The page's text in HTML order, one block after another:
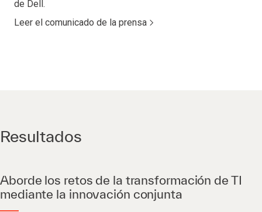
de Dell.
Leer el comunicado de la prensa
Resultados
Aborde los retos de la transformación de TI
mediante la innovación conjunta